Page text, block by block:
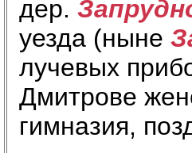
дер.
уезда (ныне
лучевых
Дмитрове
гимназия,